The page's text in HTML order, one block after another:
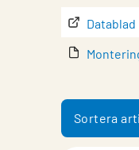
Datablad
Sortera